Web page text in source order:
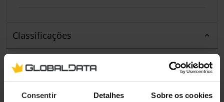
Consentir Detalhes Sobre os cookies
Classificações